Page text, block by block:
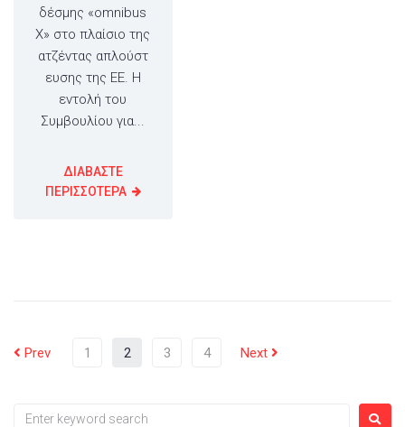
δέσμης «omnibus
X» στο πλαίσιο της
ατζέντας απλούστ
ευσης της ΕΕ. Η
εντολή του
Συμβουλίου για...
ΔΙΑΒΑΣΤΕ
ΠΕΡΙΣΣΟΤΕΡΑ
Prev 1 2 3 4 Next